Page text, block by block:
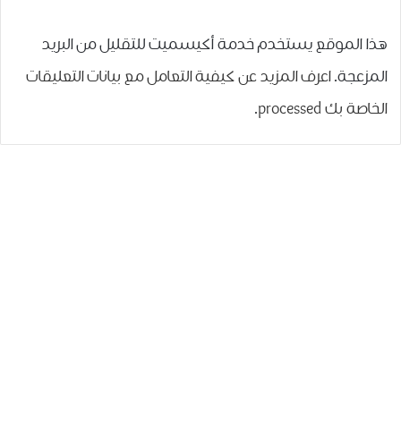
هذا الموقع يستخدم خدمة أكيسميت للتقليل من البريد
المزعجة.اعرف المزيد عن كيفية التعامل مع بيانات التعليقات
الخاصة بك processed
.